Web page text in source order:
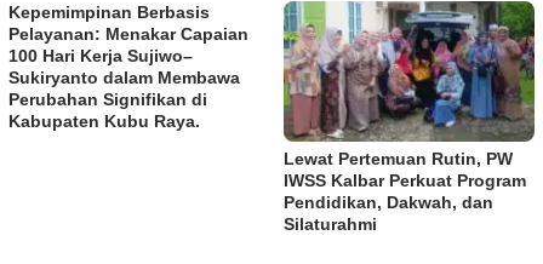
Kepemimpinan Berbasis
Pelayanan: Menakar Capaian
100 Hari Kerja Sujiwo–
Sukiryanto dalam Membawa
Perubahan Signifikan di
Kabupaten Kubu Raya.
Lewat Pertemuan Rutin, PW
IWSS Kalbar Perkuat Program
Pendidikan, Dakwah, dan
Silaturahmi